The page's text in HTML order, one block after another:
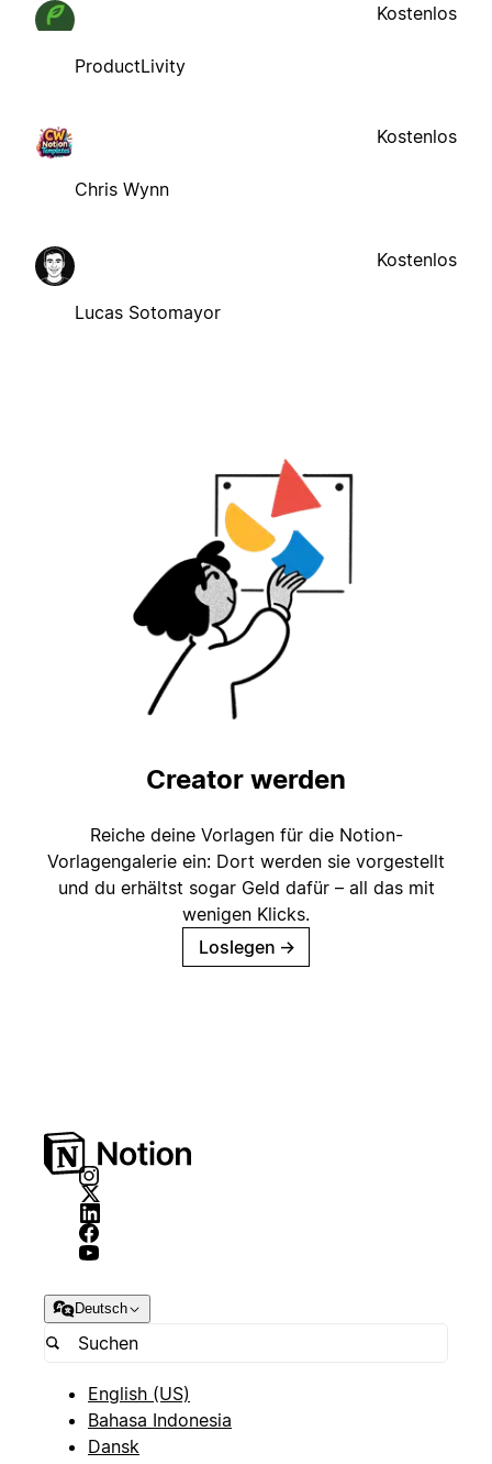
ProductLivity
Kostenlos
Chris Wynn
Kostenlos
Lucas Sotomayor
Kostenlos
Creator werden
Reiche deine Vorlagen für die Notion-
Vorlagengalerie ein: Dort werden sie vorgestellt
und du erhältst sogar Geld dafür – all das mit
wenigen Klicks.
Loslegen →
Deutsch
English (US)
Bahasa Indonesia
Dansk